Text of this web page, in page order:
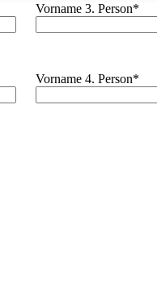
Vorname 3. Person*
Vorname 4. Person*